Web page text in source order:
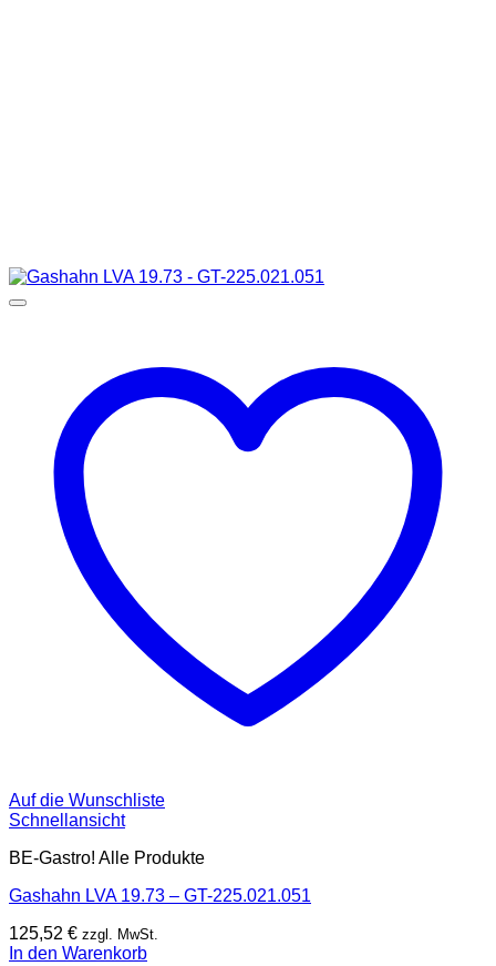
Auf die Wunschliste
Schnellansicht
BE-Gastro! Alle Produkte
Gashahn LVA 19.73 – GT-225.021.051
125,52 € zzgl. MwSt.
In den Warenkorb